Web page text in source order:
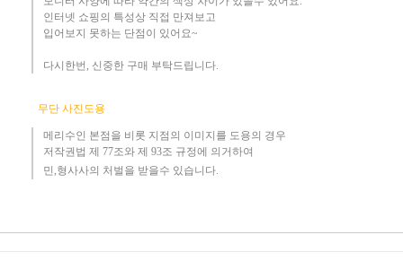
인터넷 쇼핑의 특성상 직접 만져보고
입어보지 못하는 단점이 있어요~
다시한번, 신중한 구매 부탁드립니다.
무단 사진도용
메리수인 본점을 비롯 지점의 이미지를 도용의 경우​
저작권법 제 77조와 제 93조 규정에 의거하여
민,형사사의 처벌을 받을수 있습니다.